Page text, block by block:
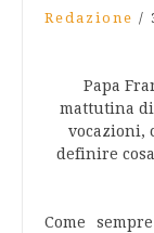
Redazione /
Papa
mattutina di
vocazioni,
definire
Come